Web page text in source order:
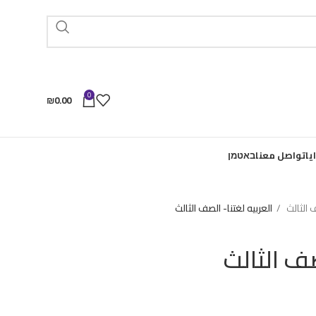
0
₪0.00
تواصل معناבאטמן
العربيه لغتنا- الصف الثالث
الثالث